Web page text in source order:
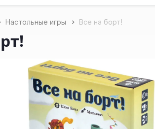
Настольные игры Все на борт!